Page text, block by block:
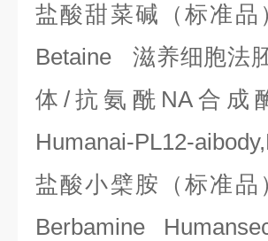
盐酸甜菜碱（标准
Betaine 滋养细胞法
体/ 抗氨酰 NA合成
Humanai-PL12-
盐酸小檗胺（标准
Berbamine